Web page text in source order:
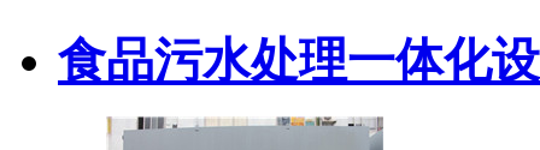
食品污水处理一体化